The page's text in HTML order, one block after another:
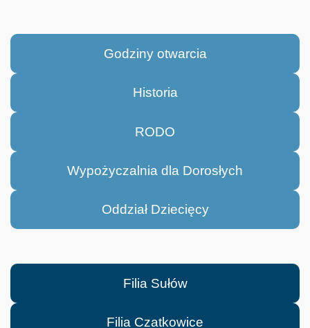
Godziny otwarcia
Historia
RODO
Wypożyczalnia dla Dorosłych
Oddział Dziecięcy
Filia Sułów
Filia Czatkowice